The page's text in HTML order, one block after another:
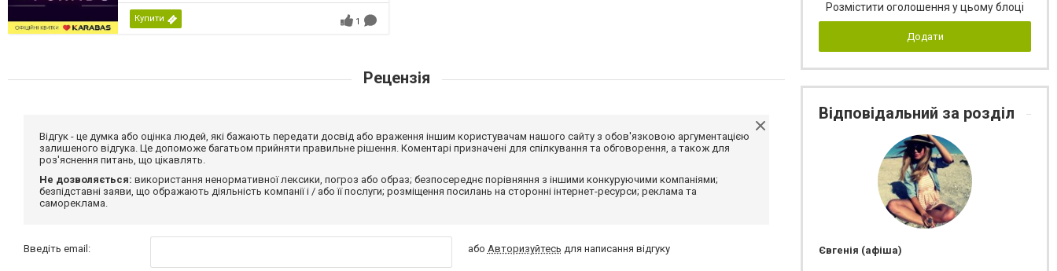
Купити 1
Рецензія
Відгук - це думка або оцінка людей, які бажають передати досвід або враження іншим користувачам нашого сайту з обов'язковою аргументацією
залишеного відгука. Це допоможе багатьом прийняти правильне рішення. Коментарі призначені для спілкування та обговорення, а також для
роз'яснення питань, що цікавлять.
Не дозволяється: використання ненормативної лексики, погроз або образ; безпосереднє порівняння з іншими конкуруючими компаніями;
безпідставні заяви, що ображають діяльність компанії і / або її послуги; розміщення посилань на сторонні інтернет-ресурси; реклама та
самореклама.
Введіть email: або Авторизуйтесь для написання відгуку
Розмістити оголошення у цьому блоці
Додати
Відповідальний за розділ
Євгенія (афіша)